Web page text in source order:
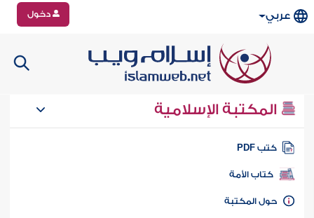
عربي دخول
المكتبة الإسلامية
كتب PDF
كتاب الأمة